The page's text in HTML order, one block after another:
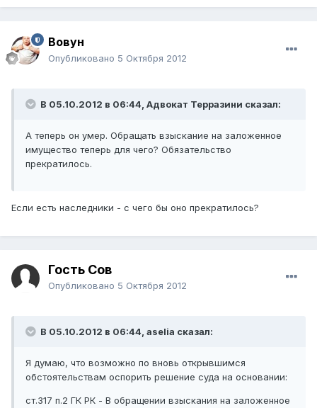
Вовун
Опубликовано 5 Октября 2012
В 05.10.2012 в 06:44, Адвокат Терразини сказал:
А теперь он умер. Обращать взыскание на заложенное
имущество теперь для чего? Обязательство
прекратилось.
Если есть наследники - с чего бы оно прекратилось?
Гость Сов
Опубликовано 5 Октября 2012
В 05.10.2012 в 06:44, aselia сказал:
Я думаю, что возможно по вновь открывшимся
обстоятельствам оспорить решение суда на основании:
ст.317 п.2 ГК РК - В обращении взыскания на заложенное